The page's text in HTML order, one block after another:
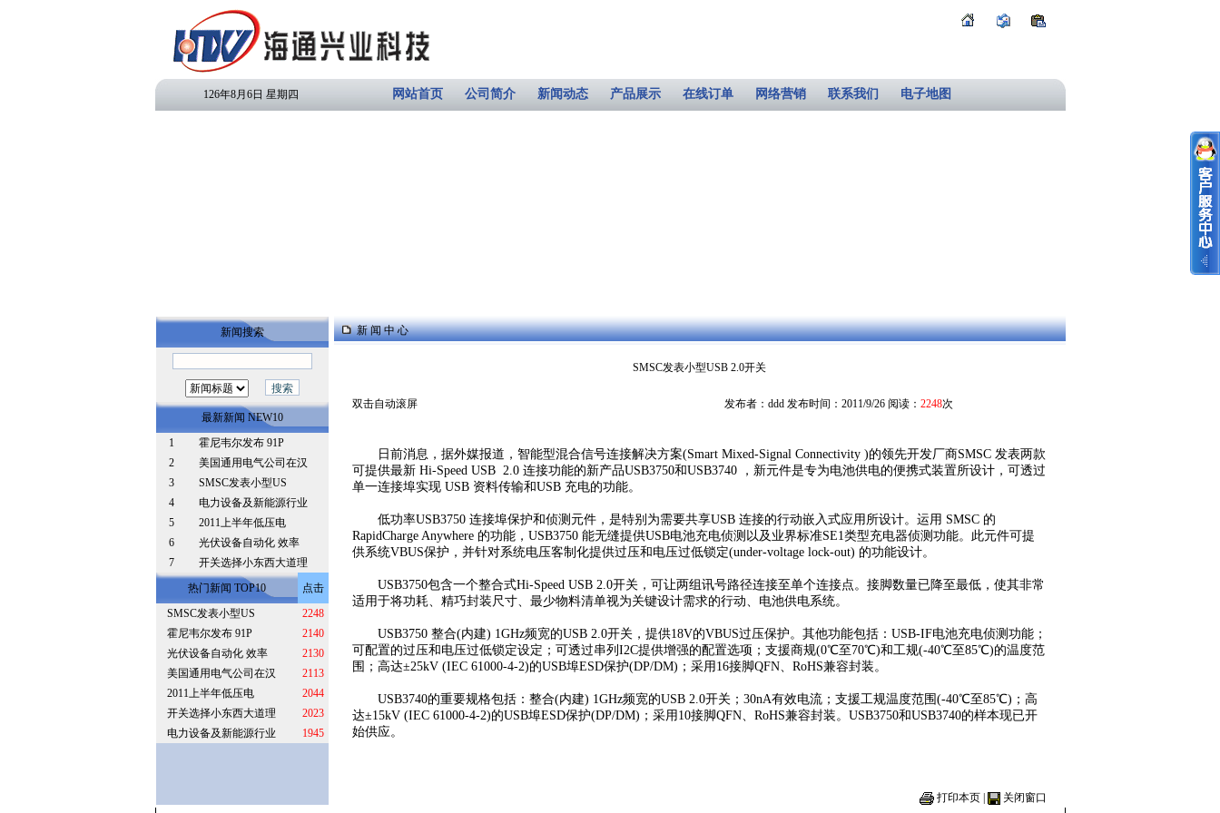
126年8月6日 星期四 网站首页 公司简介 新闻动态 产品展示 在线订单 网络营销 联系我们 电子地图
新闻搜索
最新新闻 NEW10
1
霍尼韦尔发布 91P
2
美国通用电气公司在汉
3
SMSC发表小型US
4
电力设备及新能源行业
5
2011上半年低压电
6
光伏设备自动化 效率
7
开关选择小东西大道理
热门新闻 TOP10
点击
SMSC发表小型US
2248
霍尼韦尔发布 91P
2140
光伏设备自动化 效率
2130
美国通用电气公司在汉
2113
2011上半年低压电
2044
开关选择小东西大道理
2023
电力设备及新能源行业
1945
新 闻 中 心
SMSC发表小型USB 2.0开关
双击自动滚屏 发布者：ddd 发布时间：2011/9/26 阅读： 2248次
日前消息，据外媒报道，智能型混合信号连接解决方案(Smart Mixed-Signal Connectivity )的领先开发厂商SMSC 发表两款
可提供最新 Hi-Speed USB 2.0 连接功能的新产品USB3750和USB3740 ，新元件是专为电池供电的便携式装置所设计，可透过
单一连接埠实现 USB 资料传输和USB 充电的功能。
低功率USB3750 连接埠保护和侦测元件，是特别为需要共享USB 连接的行动嵌入式应用所设计。运用 SMSC 的
RapidCharge Anywhere 的功能，USB3750 能无缝提供USB电池充电侦测以及业界标准SE1类型充电器侦测功能。此元件可提
供系统VBUS保护，并针对系统电压客制化提供过压和电压过低锁定(under-voltage lock-out) 的功能设计。
USB3750包含一个整合式Hi-Speed USB 2.0开关，可让两组讯号路径连接至单个连接点。接脚数量已降至最低，使其非常
适用于将功耗、精巧封装尺寸、最少物料清单视为关键设计需求的行动、电池供电系统。
USB3750 整合(内建) 1GHz频宽的USB 2.0开关，提供18V的VBUS过压保护。其他功能包括：USB-IF电池充电侦测功能；
可配置的过压和电压过低锁定设定；可透过串列I2C提供增强的配置选项；支援商规(0℃至70℃)和工规(-40℃至85℃)的温度范
围；高达±25kV (IEC 61000-4-2)的USB埠ESD保护(DP/DM)；采用16接脚QFN、RoHS兼容封装。
USB3740的重要规格包括：整合(内建) 1GHz频宽的USB 2.0开关；30nA有效电流；支援工规温度范围(-40℃至85℃)；高
达±15kV (IEC 61000-4-2)的USB埠ESD保护(DP/DM)；采用10接脚QFN、RoHS兼容封装。USB3750和USB3740的样本现已开
始供应。
打印本页 关闭窗口